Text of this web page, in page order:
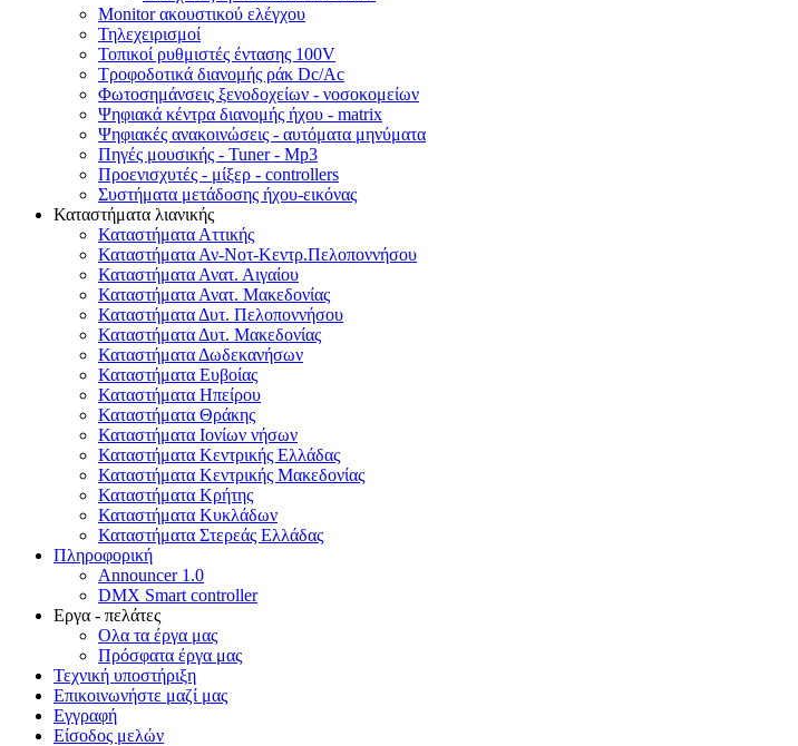
Monitor ακουστικού ελέγχου
Τηλεχειρισμοί
Τοπικοί ρυθμιστές έντασης 100V
Τροφοδοτικά διανομής ράκ Dc/Ac
Φωτοσημάνσεις ξενοδοχείων - νοσοκομείων
Ψηφιακά κέντρα διανομής ήχου - matrix
Ψηφιακές ανακοινώσεις - αυτόματα μηνύματα
Πηγές μουσικής - Tuner - Mp3
Προενισχυτές - μίξερ - controllers
Συστήματα μετάδοσης ήχου-εικόνας
Καταστήματα λιανικής
Καταστήματα Αττικής
Καταστήματα Αν-Νοτ-Κεντρ.Πελοποννήσου
Καταστήματα Ανατ. Αιγαίου
Καταστήματα Ανατ. Μακεδονίας
Καταστήματα Δυτ. Πελοποννήσου
Καταστήματα Δυτ. Μακεδονίας
Καταστήματα Δωδεκανήσων
Καταστήματα Ευβοίας
Καταστήματα Ηπείρου
Καταστήματα Θράκης
Καταστήματα Ιονίων νήσων
Καταστήματα Κεντρικής Ελλάδας
Καταστήματα Κεντρικής Μακεδονίας
Καταστήματα Κρήτης
Καταστήματα Κυκλάδων
Καταστήματα Στερεάς Ελλάδας
Πληροφορική
Announcer 1.0
DMX Smart controller
Εργα - πελάτες
Ολα τα έργα μας
Πρόσφατα έργα μας
Τεχνική υποστήριξη
Επικοινωνήστε μαζί μας
Εγγραφή
Είσοδος μελών